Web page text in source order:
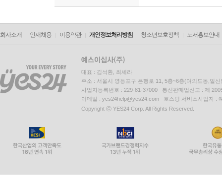
회사소개 인재채용 이용약관 개인정보처리방침 청소년보호정책 도서홍보안내
대표 : 김석환, 최세라
주소 : 서울시 영등포구 은행로 11, 5층~6층(여의도동,일신
사업자등록번호 : 229-81-37000 통신판매업신고 : 제
이메일 : yes24help@yes24.com 호스팅 서비스사업자 :
Copyright ⓒ YES24 Corp. All Rights Reserved.